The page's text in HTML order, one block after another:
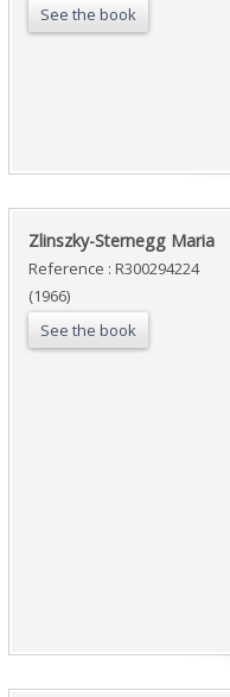
See the book
‎Zlinszky-Sternegg Maria‎
Reference : R300294224
(1966)
See the book